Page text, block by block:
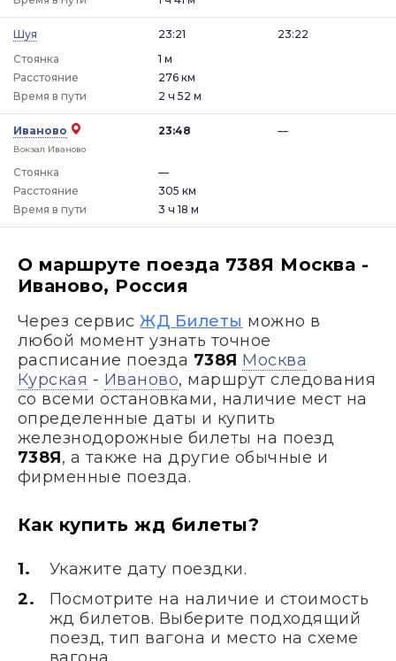
Шуя
23:21
Стоянка
1 м
23:22
Расстояние
276 км
Время в пути
2 ч 52 м
Иваново
Вокзал Иваново
23:48
Стоянка —
—
Расстояние
305 км
Время в пути
3 ч 18 м
О маршруте поезда 738Я Москва -
Иваново, Россия
Через сервисЖД Билеты можно в
любой момент узнать точное
расписание поезда 738Я Москва
Курская - Иваново, маршрут следования
со всеми остановками, наличие мест на
определенные даты и купить
железнодорожные билеты на поезд
738Я, а также на другие обычные и
фирменные поезда.
Как купить жд билеты?
Укажите дату поездки.
Посмотрите на наличие и стоимость
жд билетов. Выберите подходящий
поезд, тип вагона и место на схеме